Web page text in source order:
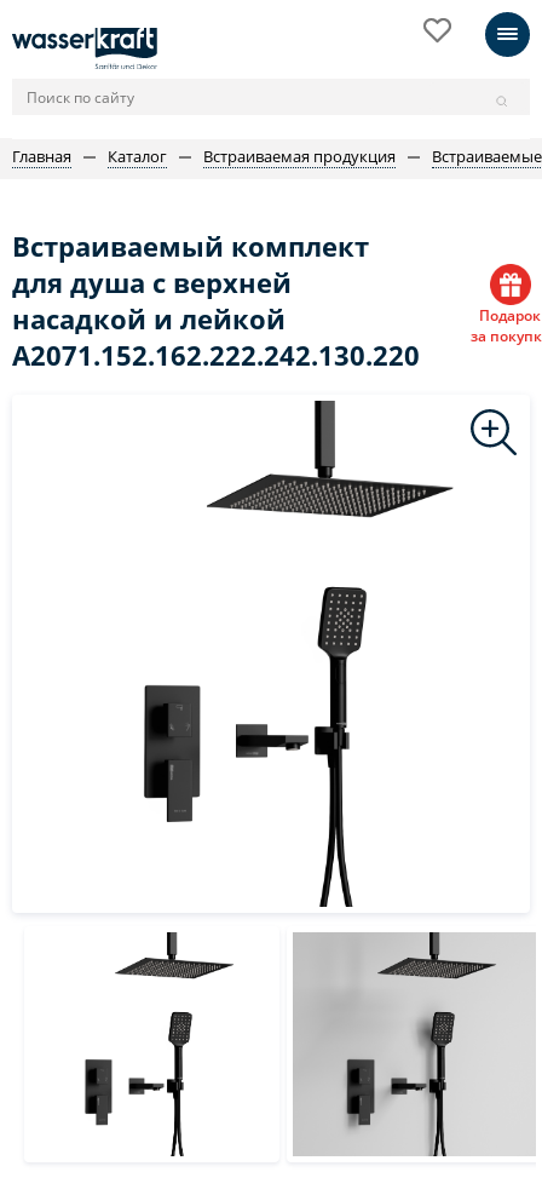
Главная Каталог Встраиваемая продукция
Встраиваемый комплект
для душа с верхней
насадкой и лейкой
A2071.152.162.222.242.130.220
Подарок
за